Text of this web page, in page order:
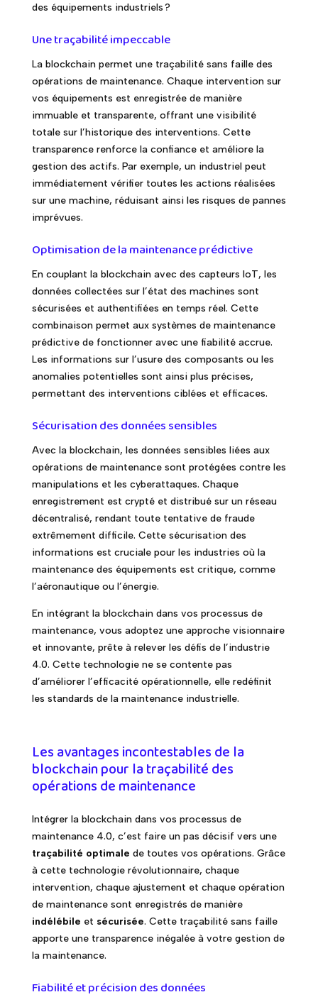
des équipements industriels ?
Une traçabilité impeccable
La blockchain permet une traçabilité sans faille des
opérations de maintenance. Chaque intervention sur
vos équipements est enregistrée de manière
immuable et transparente, offrant une visibilité
totale sur l’historique des interventions. Cette
transparence renforce la confiance et améliore la
gestion des actifs. Par exemple, un industriel peut
immédiatement vérifier toutes les actions réalisées
sur une machine, réduisant ainsi les risques de pannes
imprévues.
Optimisation de la maintenance prédictive
En couplant la blockchain avec des capteurs IoT, les
données collectées sur l’état des machines sont
sécurisées et authentifiées en temps réel. Cette
combinaison permet aux systèmes de maintenance
prédictive de fonctionner avec une fiabilité accrue.
Les informations sur l’usure des composants ou les
anomalies potentielles sont ainsi plus précises,
permettant des interventions ciblées et efficaces.
Sécurisation des données sensibles
Avec la blockchain, les données sensibles liées aux
opérations de maintenance sont protégées contre les
manipulations et les cyberattaques. Chaque
enregistrement est crypté et distribué sur un réseau
décentralisé, rendant toute tentative de fraude
extrêmement difficile. Cette sécurisation des
informations est cruciale pour les industries où la
maintenance des équipements est critique, comme
l’aéronautique ou l’énergie.
En intégrant la blockchain dans vos processus de
maintenance, vous adoptez une approche visionnaire
et innovante, prête à relever les défis de l’industrie
4.0. Cette technologie ne se contente pas
d’améliorer l’efficacité opérationnelle, elle redéfinit
les standards de la maintenance industrielle.
Les avantages incontestables de la
blockchain pour la traçabilité des
opérations de maintenance
Intégrer la blockchain dans vos processus de
maintenance 4.0, c’est faire un pas décisif vers une
traçabilité optimale de toutes vos opérations. Grâce
à cette technologie révolutionnaire, chaque
intervention, chaque ajustement et chaque opération
de maintenance sont enregistrés de manière
indélébile et sécurisée. Cette traçabilité sans faille
apporte une transparence inégalée à votre gestion de
la maintenance.
Fiabilité et précision des données